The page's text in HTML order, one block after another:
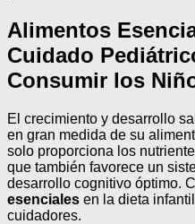
Alimentos
Cuidado
Consumir los
El crecimiento y desarrollo
en gran medida de su
solo proporciona los
que también favorece un
desarrollo cognitivo óptimo.
esenciales en la dieta
cuidadores.